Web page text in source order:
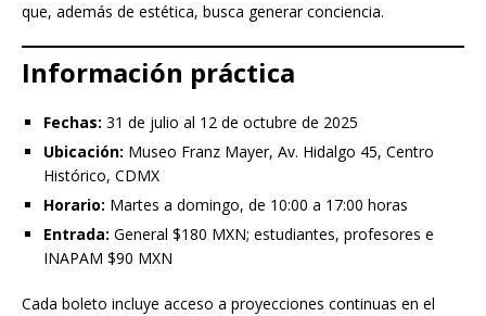
que, además de estética, busca generar conciencia.
Información práctica
Fechas: 31 de julio al 12 de octubre de 2025
Ubicación: Museo Franz Mayer, Av. Hidalgo 45, Centro
Histórico, CDMX
Horario: Martes a domingo, de 10:00 a 17:00 horas
Entrada: General $180 MXN; estudiantes, profesores e
INAPAM $90 MXN
Cada boleto incluye acceso a proyecciones continuas en el